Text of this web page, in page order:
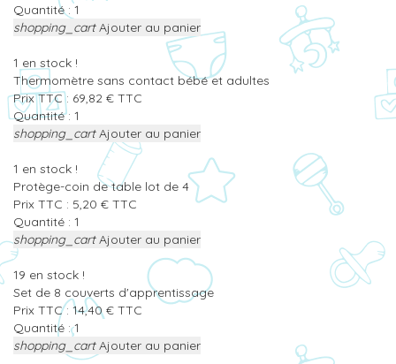
Quantité :
shopping_cart Ajouter au panier
1 en stock !
Thermomètre sans contact bébé et adultes
Prix TTC : 69,82 € TTC
Quantité :
shopping_cart Ajouter au panier
1 en stock !
Protège-coin de table lot de 4
Prix TTC : 5,20 € TTC
Quantité :
shopping_cart Ajouter au panier
19 en stock !
Set de 8 couverts d'apprentissage
Prix TTC : 14,40€ TTC
Quantité :
shopping_cart Ajouter au panier